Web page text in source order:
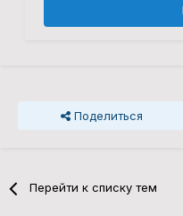
Поделиться
Перейти к списку тем